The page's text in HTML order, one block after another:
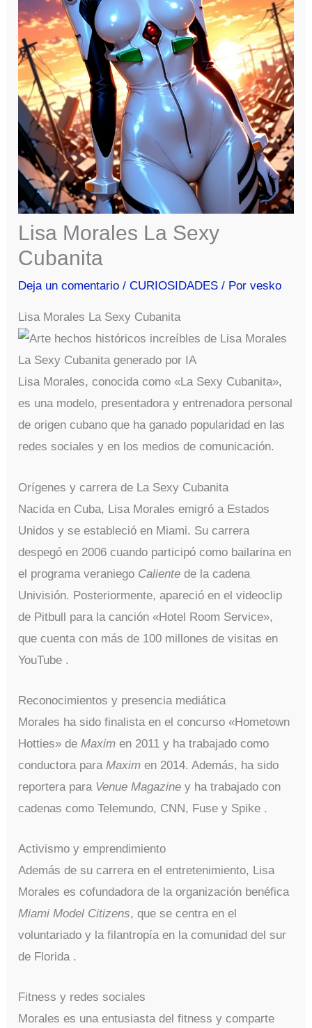
Lisa Morales La Sexy
Cubanita
Deja un comentario /CURIOSIDADES / Porvesko
Lisa Morales La Sexy Cubanita
Lisa Morales, conocida como «La Sexy Cubanita»,
es una modelo, presentadora y entrenadora personal
de origen cubano que ha ganado popularidad en las
redes sociales y en los medios de comunicación.
Orígenes y carrera de La Sexy Cubanita
Nacida en Cuba, Lisa Morales emigró a Estados
Unidos y se estableció en Miami. Su carrera
despegó en 2006 cuando participó como bailarina en
el programa veraniego Caliente de la cadena
Univisión. Posteriormente, apareció en el videoclip
de Pitbull para la canción «Hotel Room Service»,
que cuenta con más de 100 millones de visitas en
YouTube .
Reconocimientos y presencia mediática
Morales ha sido finalista en el concurso «Hometown
Hotties» deMaxim en 2011 y ha trabajado como
conductora paraMaxim en 2014. Además, ha sido
reportera para Venue Magazine y ha trabajado con
cadenas como Telemundo, CNN, Fuse y Spike .
Activismo y emprendimiento
Además de su carrera en el entretenimiento, Lisa
Morales es cofundadora de la organización benéfica
Miami Model Citizens, que se centra en el
voluntariado y la filantropía en la comunidad del sur
de Florida .
Fitness y redes sociales
Morales es una entusiasta del fitness y comparte